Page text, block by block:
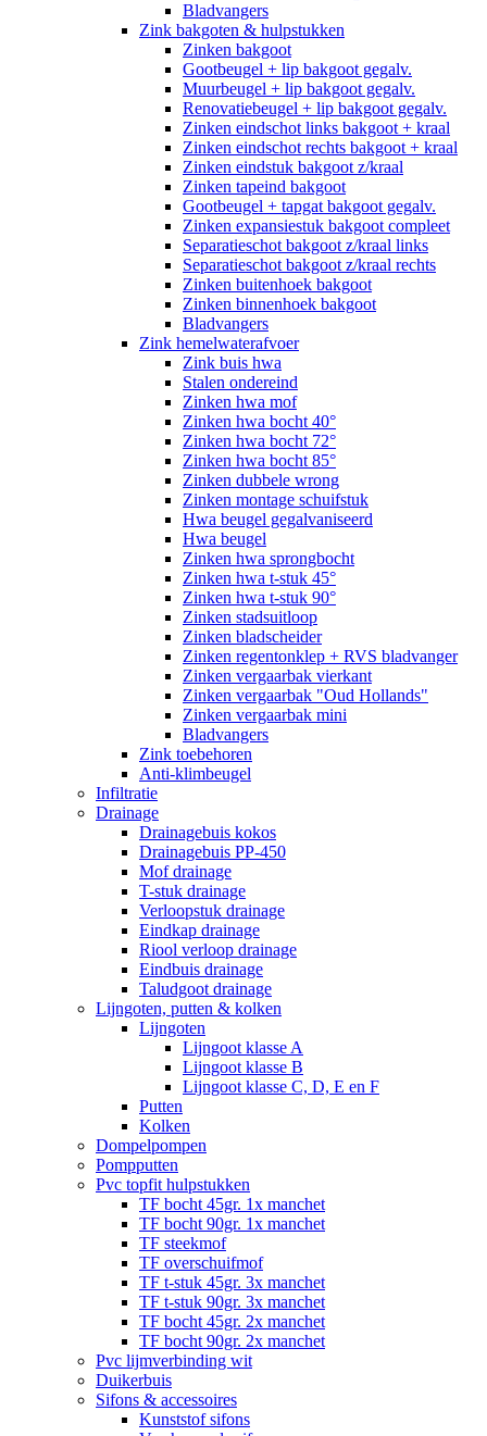
Bladvangers
Zink bakgoten & hulpstukken
Zinken bakgoot
Gootbeugel + lip bakgoot gegalv.
Muurbeugel + lip bakgoot gegalv.
Renovatiebeugel + lip bakgoot gegalv.
Zinken eindschot links bakgoot + kraal
Zinken eindschot rechts bakgoot + kraal
Zinken eindstuk bakgoot z/kraal
Zinken tapeind bakgoot
Gootbeugel + tapgat bakgoot gegalv.
Zinken expansiestuk bakgoot compleet
Separatieschot bakgoot z/kraal links
Separatieschot bakgoot z/kraal rechts
Zinken buitenhoek bakgoot
Zinken binnenhoek bakgoot
Bladvangers
Zink hemelwaterafvoer
Zink buis hwa
Stalen ondereind
Zinken hwa mof
Zinken hwa bocht 40°
Zinken hwa bocht 72°
Zinken hwa bocht 85°
Zinken dubbele wrong
Zinken montage schuifstuk
Hwa beugel gegalvaniseerd
Hwa beugel
Zinken hwa sprongbocht
Zinken hwa t-stuk 45°
Zinken hwa t-stuk 90°
Zinken stadsuitloop
Zinken bladscheider
Zinken regentonklep + RVS bladvanger
Zinken vergaarbak vierkant
Zinken vergaarbak "Oud Hollands"
Zinken vergaarbak mini
Bladvangers
Zink toebehoren
Anti-klimbeugel
Infiltratie
Drainage
Drainagebuis kokos
Drainagebuis PP-450
Mof drainage
T-stuk drainage
Verloopstuk drainage
Eindkap drainage
Riool verloop drainage
Eindbuis drainage
Taludgoot drainage
Lijngoten, putten & kolken
Lijngoten
Lijngoot klasse A
Lijngoot klasse B
Lijngoot klasse C, D, E en F
Putten
Kolken
Dompelpompen
Pompputten
Pvc topfit hulpstukken
TF bocht 45gr. 1x manchet
TF bocht 90gr. 1x manchet
TF steekmof
TF overschuifmof
TF t-stuk 45gr. 3x manchet
TF t-stuk 90gr. 3x manchet
TF bocht 45gr. 2x manchet
TF bocht 90gr. 2x manchet
Pvc lijmverbinding wit
Duikerbuis
Sifons & accessoires
Kunststof sifons